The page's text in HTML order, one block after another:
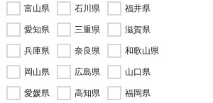
富山県 石川県
福井県
愛知県 三重県
滋賀県
兵庫県 奈良県
和歌山県
岡山県 広島県
山口県
愛媛県 高知県
福岡県